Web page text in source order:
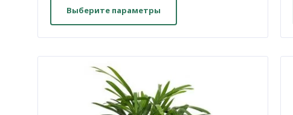
Выберите параметры
имеет
несколько
выбрать
на